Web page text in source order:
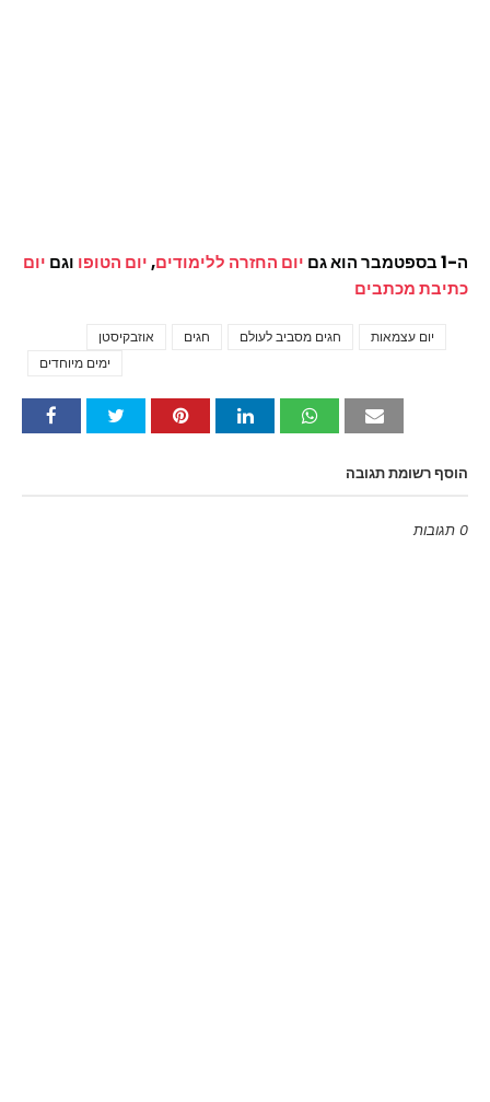
ה-1 בספטמבר הוא גם יום החזרה ללימודים,יום הטופו וגם יום
כתיבת מכתבים
אוזבקיסטן חגים חגים מסביב לעולם
יום עצמאות
ימים מיוחדים
הוסף רשומת תגובה
0 תגובות